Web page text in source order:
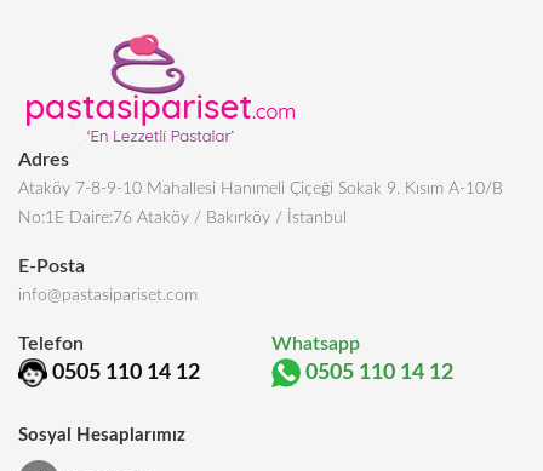
Adres
Ataköy 7-8-9-10 Mahallesi Hanımeli Çiçeği Sokak 9. Kısım A-10/B
No:1E Daire:76 Ataköy / Bakırköy / İstanbul
E-Posta
info@pastasipariset.com
Telefon
0505 110 14 12
Whatsapp
0505 110 14 12
Sosyal Hesaplarımız